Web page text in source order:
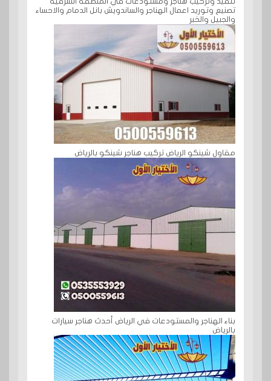
تصنيع وتوريد اعمال الهناجر والساندويش بانل الدمام والاحساء
والجبيل والخبر
مقاول شينكو الرياض تركيب هناجر شينكو بالرياض
بناء الهناجر والمستودعات في الرياض أحدث هناجر سيارات
بالرياض